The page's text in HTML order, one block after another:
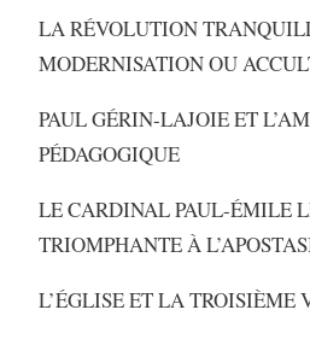
LA RÉVOLUTION
MODERNISATION OU
PAUL GÉRIN-LAJOIE ET
PÉDAGOGIQUE
LE CARDINAL PAUL-ÉMILE
TRIOMPHANTE À
L’ÉGLISE ET LA TROISIÈME